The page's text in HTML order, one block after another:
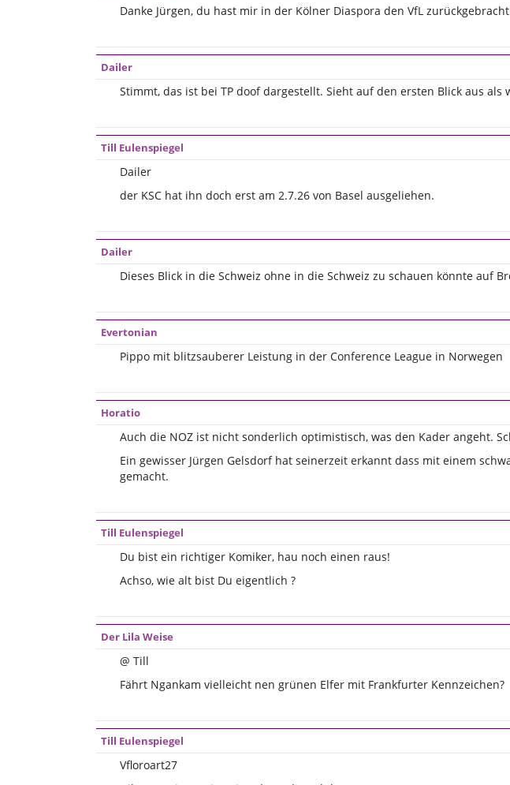
Danke Jürgen, du hast mir in der Kölner Diaspora den VfL
Dailer
Stimmt, das ist bei TP doof dargestellt. Sieht auf den ersten Blick aus als
Till Eulenspiegel
Dailer
der KSC hat ihn doch erst am 2.7.26 von Basel ausgeliehen.
Dailer
Dieses Blick in die Schweiz ohne in die Schweiz zu schauen könnte auf
Evertonian
Pippo mit blitzsauberer Leistung in der Conference League in Norwegen
Horatio
Auch die NOZ ist nicht sonderlich optimistisch, was den Kader angeht.
Ein gewisser Jürgen Gelsdorf hat seinerzeit erkannt dass mit einem
gemacht.
Till Eulenspiegel
Du bist ein richtiger Komiker, hau noch einen raus!
Achso, wie alt bist Du eigentlich ?
Der Lila Weise
@ Till
Fährt Ngankam vielleicht nen grünen Elfer mit Frankfurter Kennzeichen?
Till Eulenspiegel
Vfloroart27